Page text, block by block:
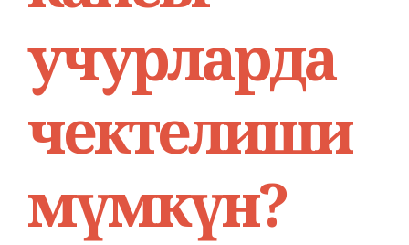
учурларда
чектелиши
мүмкүн?